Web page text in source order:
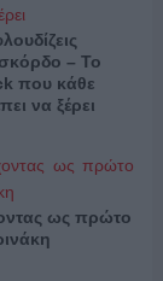
– Το
που κάθε
να ξέρει
ως πρώτο